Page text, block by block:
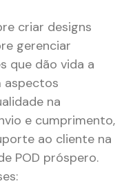
criar designs
gerenciar
que dão vida a
aspectos
na
e cumprimento,
ao cliente na
POD próspero.